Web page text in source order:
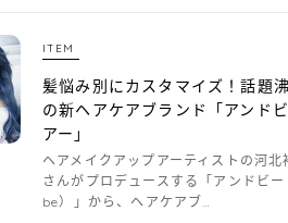
ITEM
髪悩み別にカスタマイズ！話題
の新ヘアケアブランド「アンド
アー」
ヘアメイクアップアーティストの河北
さんがプロデュースする「アンドビ
be）」から、ヘアケアブ…